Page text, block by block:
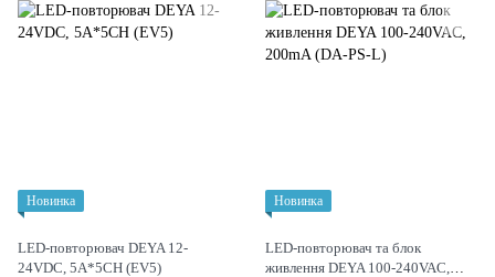
Новинка
LED-повторювач DEYA 12-
24VDC, 5A*5CH (EV5)
Новинка
LED-повторювач та блок
живлення DEYA 100-240VAC,